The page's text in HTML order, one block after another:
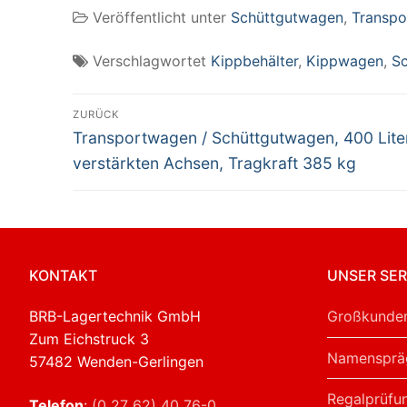
Achsen, Tragkraft
,
Veröffentlicht unter Schüttgutwagen,
Verschlagwortet Kippbehälter, Kippwagen,
Beitragsnavigation
ZURÜCK
Vorheriger
Beitrag:
Transportwagen / Schüttgutwagen, 400
verstärkten Achsen, Tragkraft 385 kg
KONTAKT
BRB-Lagertechnik GmbH
Zum Eichstruck 3
57482 Wenden-Gerlingen
UNSER